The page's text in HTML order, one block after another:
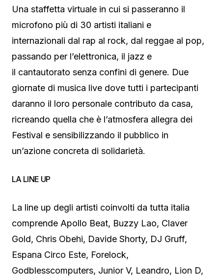
Una staffetta virtuale in cui si passeranno il
microfono più di 30 artisti italiani e
internazionali dal rap al rock, dal reggae al pop,
passando per l’elettronica, il jazz e
il cantautorato senza confini di genere. Due
giornate di musica live dove tutti i partecipanti
daranno il loro personale contributo da casa,
ricreando quella che è l’atmosfera allegra dei
Festival e sensibilizzando il pubblico in
un’azione concreta di solidarietà.
LA LINE UP
La line up degli artisti coinvolti da tutta italia
comprende Apollo Beat, Buzzy Lao, Claver
Gold, Chris Obehi, Davide Shorty, DJ Gruff,
Espana Circo Este, Forelock,
Godblesscomputers, Junior V, Leandro, Lion D,